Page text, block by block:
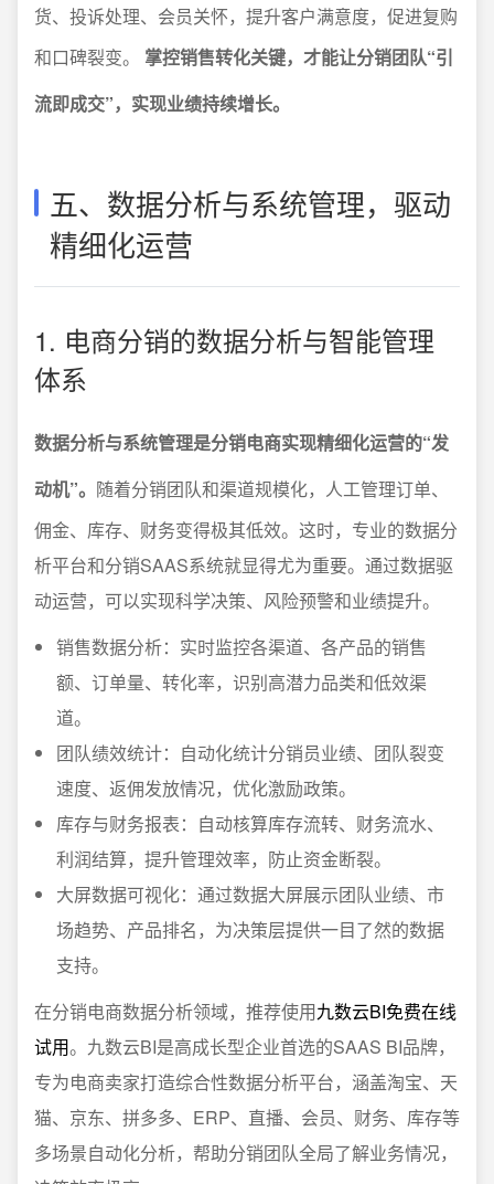
货、投诉处理、会员关怀，提升客户满意度，促进复购
和口碑裂变。 掌控销售转化关键，才能让分销团队“引
流即成交”，实现业绩持续增长。
五、数据分析与系统管理，驱动
精细化运营
1. 电商分销的数据分析与智能管理
体系
数据分析与系统管理是分销电商实现精细化运营的“发
动机”。 随着分销团队和渠道规模化，人工管理订单、
佣金、库存、财务变得极其低效。这时，专业的数据分
析平台和分销SAAS系统就显得尤为重要。通过数据驱
动运营，可以实现科学决策、风险预警和业绩提升。
销售数据分析：实时监控各渠道、各产品的销售
额、订单量、转化率，识别高潜力品类和低效渠
道。
团队绩效统计：自动化统计分销员业绩、团队裂变
速度、返佣发放情况，优化激励政策。
库存与财务报表：自动核算库存流转、财务流水、
利润结算，提升管理效率，防止资金断裂。
大屏数据可视化：通过数据大屏展示团队业绩、市
场趋势、产品排名，为决策层提供一目了然的数据
支持。
在分销电商数据分析领域，推荐使用九数云BI免费在线
试用。九数云BI是高成长型企业首选的SAAS BI品牌，
专为电商卖家打造综合性数据分析平台，涵盖淘宝、天
猫、京东、拼多多、ERP、直播、会员、财务、库存等
多场景自动化分析，帮助分销团队全局了解业务情况，